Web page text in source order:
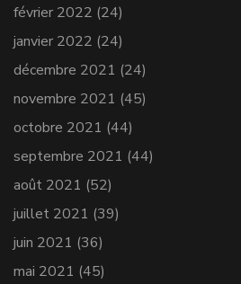
février 2022 (24)
janvier 2022 (24)
décembre 2021 (24)
novembre 2021 (45)
octobre 2021 (44)
septembre 2021 (44)
août 2021 (52)
juillet 2021 (39)
juin 2021 (36)
mai 2021 (45)